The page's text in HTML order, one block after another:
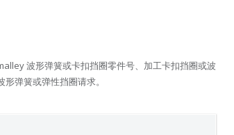
波形弹簧或卡扣挡圈零件号、加工卡扣挡圈或波
弹簧或弹性挡圈请求。